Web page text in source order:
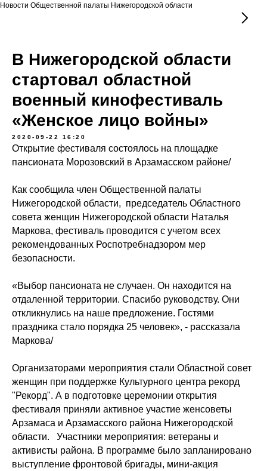
Новости Общественной палаты Нижегородской области
В Нижегородской области
стартовал областной
военный кинофестиваль
«Женское лицо войны»
2020-09-22 16:20
Открытие фестиваля состоялось на площадке
пансионата Морозовский в Арзамасском районе/
Как сообщила член Общественной палаты
Нижегородской области, председатель Областного
совета женщин Нижегородской области Наталья
Маркова, фестиваль проводится с учетом всех
рекомендованных Роспотребнадзором мер
безопасности.
«Выбор пансионата не случаен. Он находится на
отдаленной территории. Спасибо руководству. Они
откликнулись на наше предложение. Гостями
праздника стало порядка 25 человек», - рассказала
Маркова/
Организаторами мероприятия стали Областной совет
женщин при поддержке Культурного центра рекорд
"Рекорд". А в подготовке церемонии открытия
фестиваля приняли активное участие женсоветы
Арзамаса и Арзамасского района Нижегородской
области. Участники мероприятия: ветераны и
активисты района. В программе было запланировано
выступление фронтовой бригады, мини-акция